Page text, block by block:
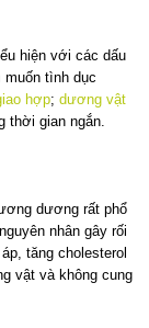
hiện với các dấu
muốn tình dục
hợp; dương vật
thời gian ngắn.
dương rất phổ
nhân gây rối
tăng cholesterol
vật và không cung